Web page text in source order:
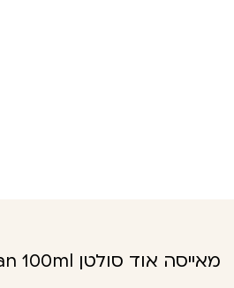
מאייסה אוד סולטן Maissa Oud Sultan 100ml